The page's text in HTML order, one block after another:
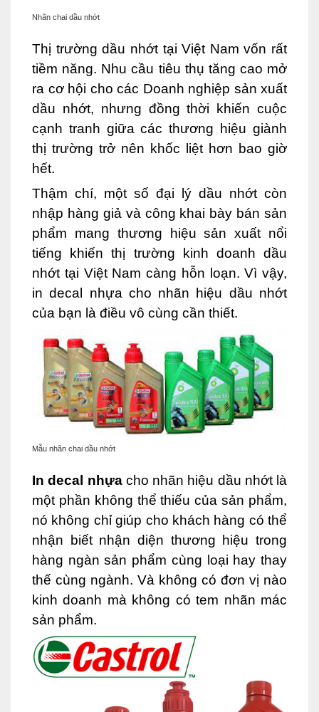
Nhãn chai dầu nhớt
Thị trường dầu nhớt tại Việt Nam vốn rất
tiềm năng. Nhu cầu tiêu thụ tăng cao mở
ra cơ hội cho các Doanh nghiệp sản xuất
dầu nhớt, nhưng đồng thời khiến cuộc
cạnh tranh giữa các thương hiệu giành
thị trường trở nên khốc liệt hơn bao giờ
hết.
Thậm chí, một số đại lý dầu nhớt còn
nhập hàng giả và công khai bày bán sản
phẩm mang thương hiệu sản xuất nổi
tiếng khiến thị trường kinh doanh dầu
nhớt tại Việt Nam càng hỗn loạn. Vì vậy,
in decal nhựa cho nhãn hiệu dầu nhớt
của bạn là điều vô cùng cần thiết.
Mẫu nhãn chai dầu nhớt
In decal nhựacho nhãn hiệu dầu nhớt là
một phần không thể thiếu của sản phẩm,
nó không chỉ giúp cho khách hàng có thể
nhận biết nhận diện thương hiệu trong
hàng ngàn sản phẩm cùng loại hay thay
thế cùng ngành. Và không có đơn vị nào
kinh doanh mà không có tem nhãn mác
sản phẩm.